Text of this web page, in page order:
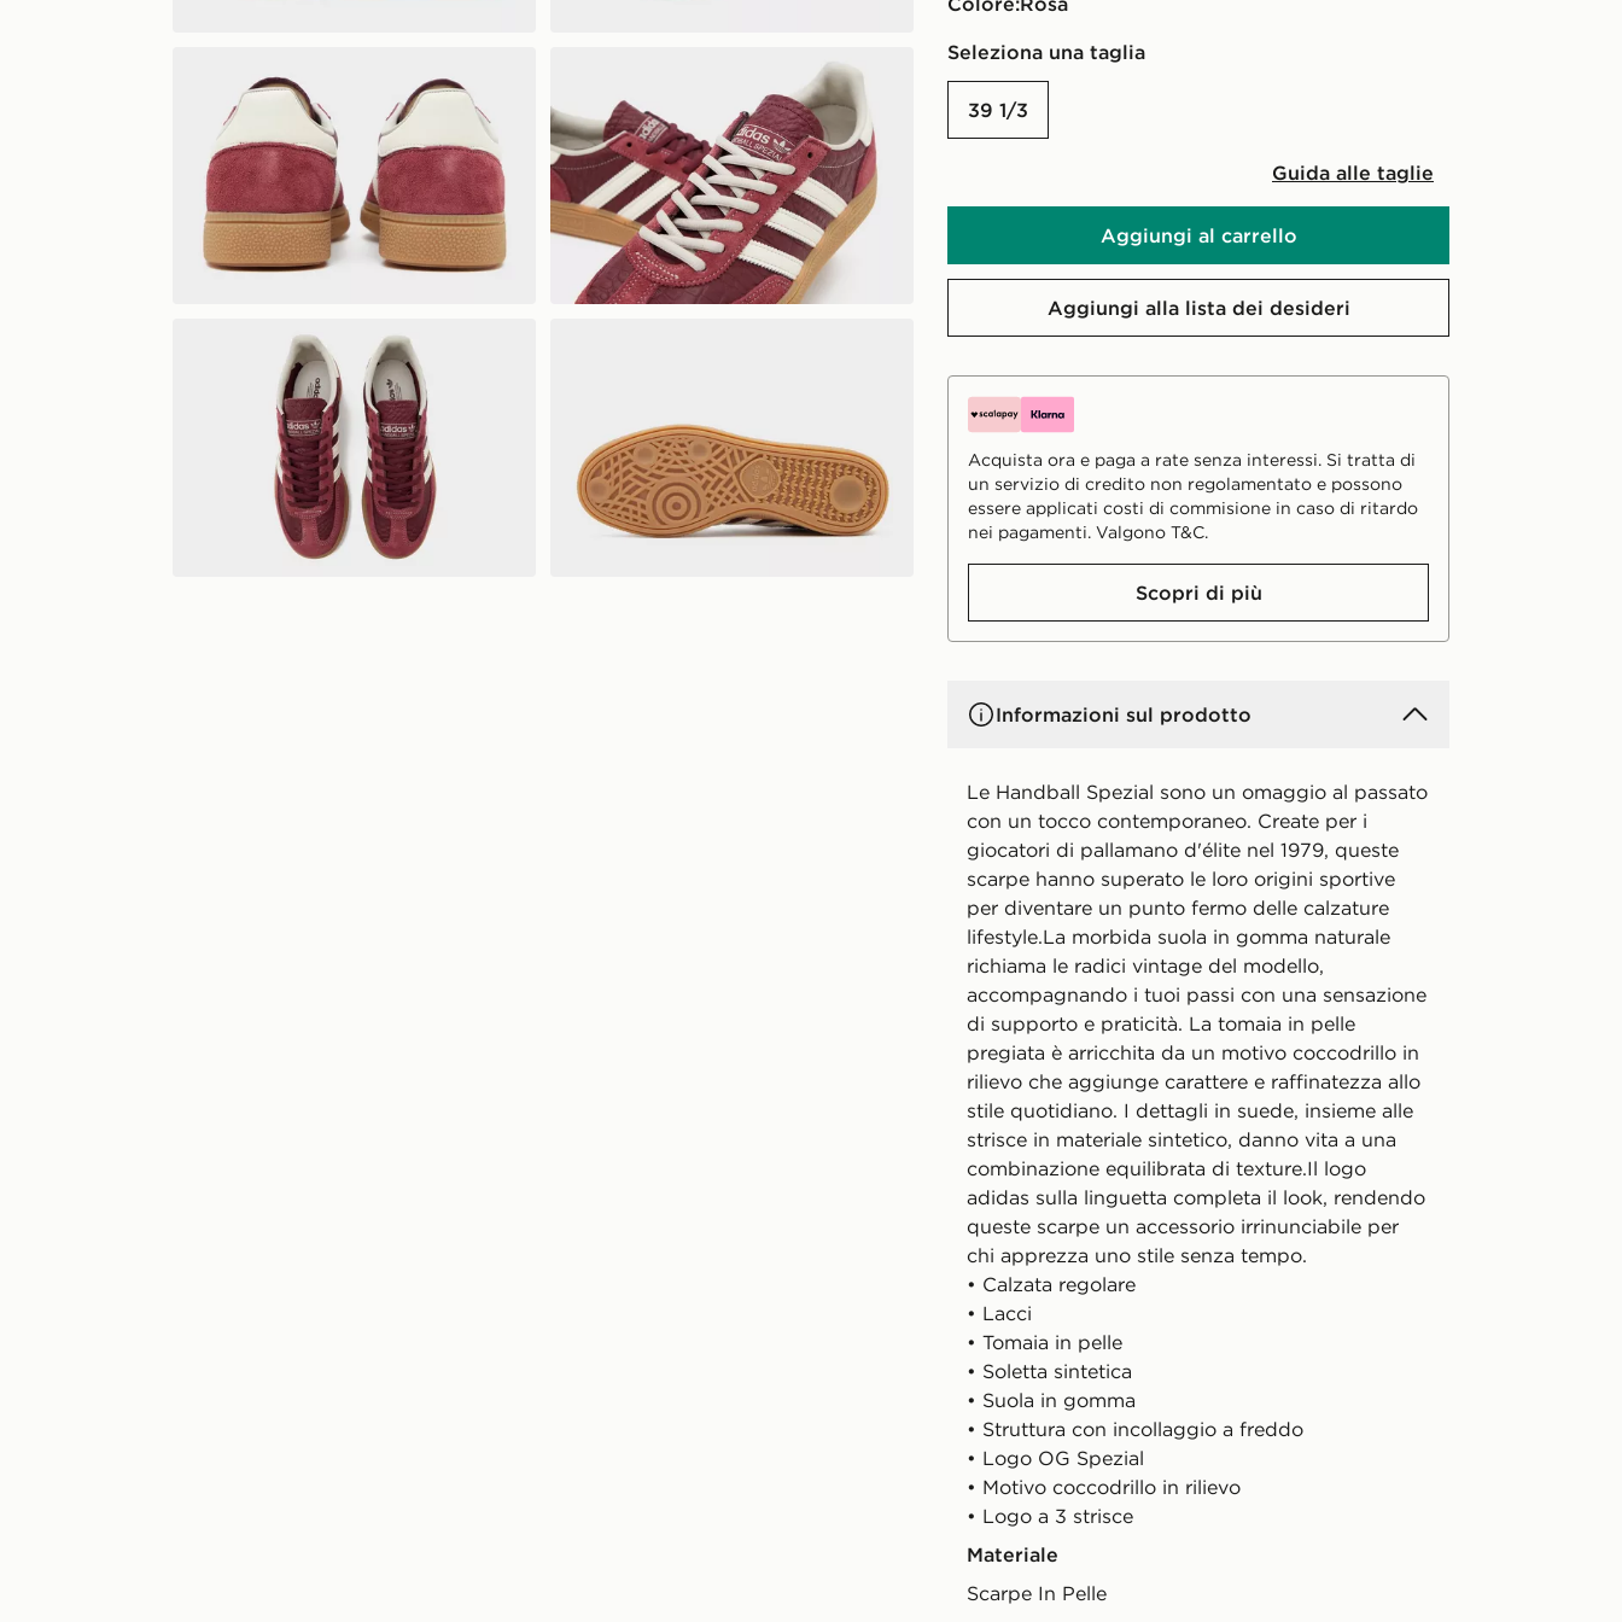
Seleziona una taglia
39 1/3
Guida alle taglie
Aggiungi al carrello
Aggiungi alla lista dei desideri
Acquista ora e paga a rate senza interessi. Si tratta di
un servizio di credito non regolamentato e possono
essere applicati costi di commisione in caso di ritardo
nei pagamenti. Valgono T&C.
Scopri di più
Informazioni sul prodotto
Le Handball Spezial sono un omaggio al passato
con un tocco contemporaneo. Create per i
giocatori di pallamano d'élite nel 1979, queste
scarpe hanno superato le loro origini sportive
per diventare un punto fermo delle calzature
lifestyle.La morbida suola in gomma naturale
richiama le radici vintage del modello,
accompagnando i tuoi passi con una sensazione
di supporto e praticità. La tomaia in pelle
pregiata è arricchita da un motivo coccodrillo in
rilievo che aggiunge carattere e raffinatezza allo
stile quotidiano. I dettagli in suede, insieme alle
strisce in materiale sintetico, danno vita a una
combinazione equilibrata di texture.Il logo
adidas sulla linguetta completa il look, rendendo
queste scarpe un accessorio irrinunciabile per
chi apprezza uno stile senza tempo.
• Calzata regolare
• Lacci
• Tomaia in pelle
• Soletta sintetica
• Suola in gomma
• Struttura con incollaggio a freddo
• Logo OG Spezial
• Motivo coccodrillo in rilievo
• Logo a 3 strisce
Materiale
Scarpe In Pelle